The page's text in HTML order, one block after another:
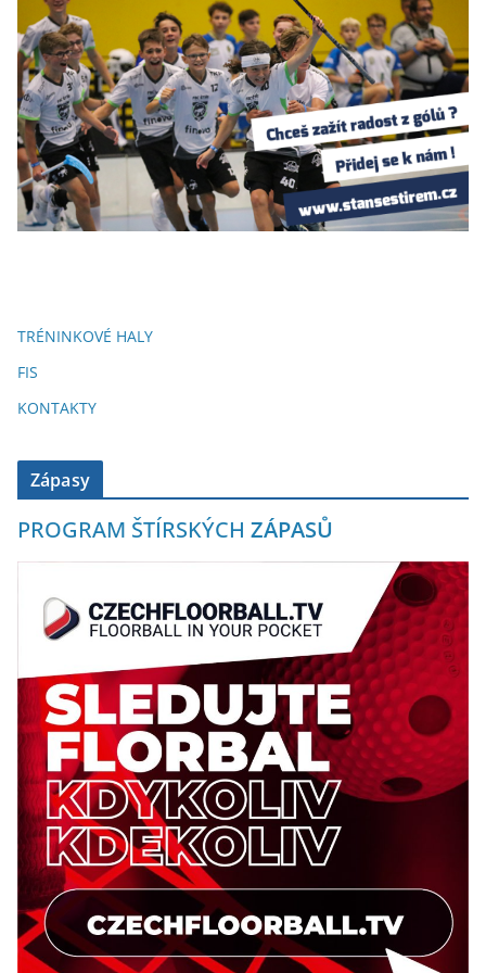
TRÉNINKOVÉ HALY
FIS
KONTAKTY
Zápasy
PROGRAM ŠTÍRSKÝCH ZÁPASŮ